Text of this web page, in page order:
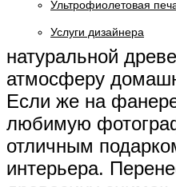
Ультрофиолетовая
Услуги дизайнера
натуральной
атмосферу
Если же на
любимую
отличным
интерьера.